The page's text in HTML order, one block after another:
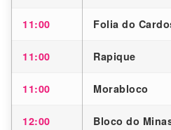
11:00 Folia do
11:00 Rapique
11:00 Morabloco
12:00 Bloco do